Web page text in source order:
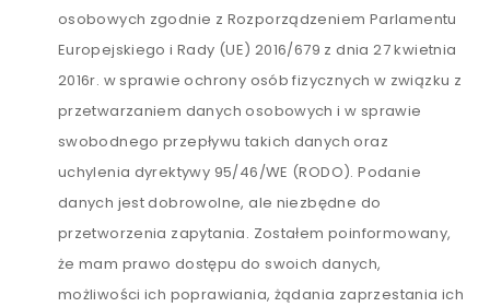
osobowych zgodnie z Rozporządzeniem Parlamentu
Europejskiego i Rady (UE) 2016/679 z dnia 27 kwietnia
2016r. w sprawie ochrony osób fizycznych w związku z
przetwarzaniem danych osobowych i w sprawie
swobodnego przepływu takich danych oraz
uchylenia dyrektywy 95/46/WE (RODO). Podanie
danych jest dobrowolne, ale niezbędne do
przetworzenia zapytania. Zostałem poinformowany,
że mam prawo dostępu do swoich danych,
możliwości ich poprawiania, żądania zaprzestania ich